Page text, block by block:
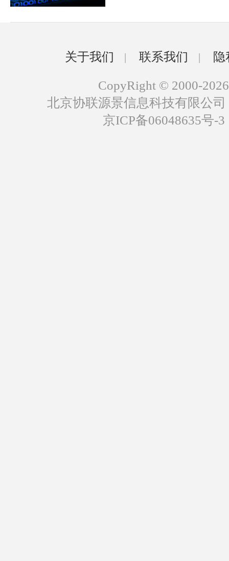
关于我们 | 联系我们 |
CopyRight © 2000-2026
北京协联源景信息科技有限公
京ICP备06048635号-3